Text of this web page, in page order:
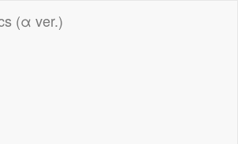
(α ver.)